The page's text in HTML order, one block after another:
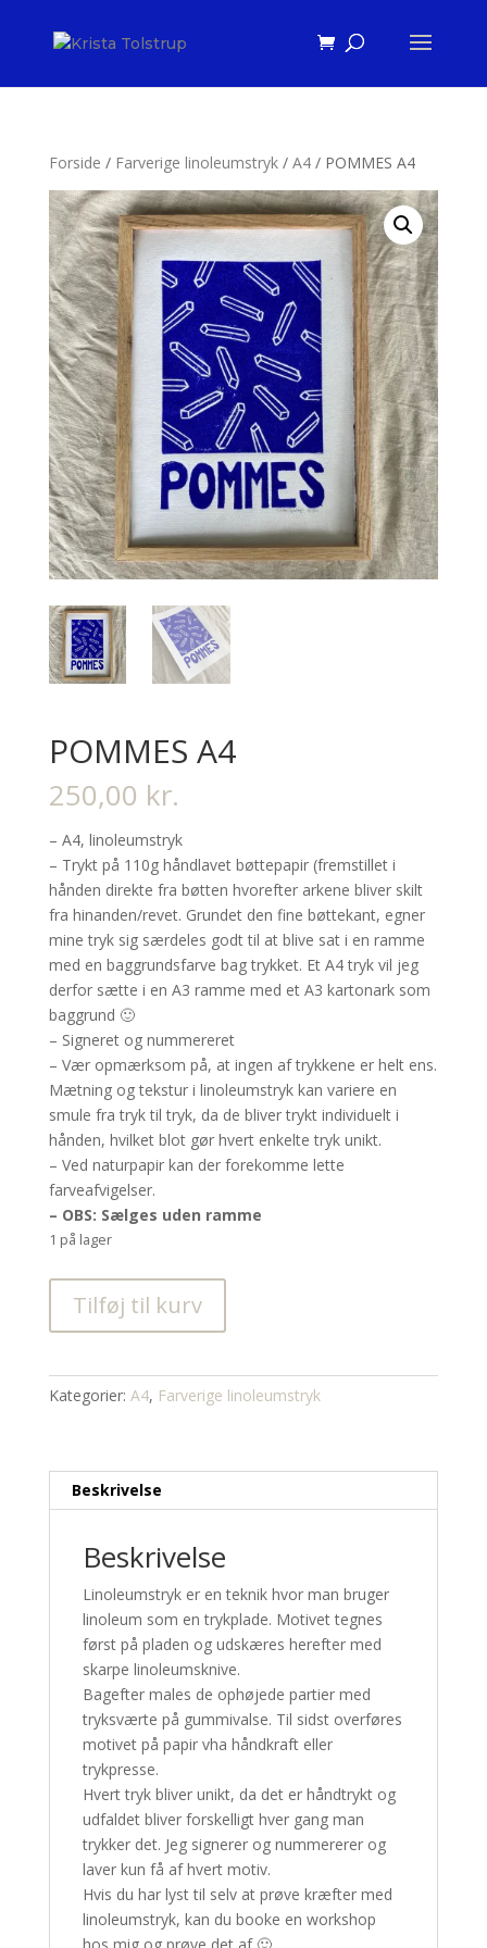
Forside / Farverige linoleumstryk/ A4/ POMMES A4
POMMES A4
250,00 kr.
– A4, linoleumstryk
– Trykt på 110g håndlavet bøttepapir (fremstillet i
hånden direkte fra bøtten hvorefter arkene bliver skilt
fra hinanden/revet. Grundet den fine bøttekant, egner
mine tryk sig særdeles godt til at blive sat i en ramme
med en baggrundsfarve bag trykket. Et A4 tryk vil jeg
derfor sætte i en A3 ramme med et A3 kartonark som
baggrund 🙂
– Signeret og nummereret
– Vær opmærksom på, at ingen af trykkene er helt ens.
Mætning og tekstur i linoleumstryk kan variere en
smule fra tryk til tryk, da de bliver trykt individuelt i
hånden, hvilket blot gør hvert enkelte tryk unikt.
– Ved naturpapir kan der forekomme lette
farveafvigelser.
– OBS: Sælges uden ramme
1 på lager
antal
Tilføj til kurv
Kategorier: A4, Farverige linoleumstryk
Beskrivelse
Beskrivelse
Linoleumstryk er en teknik hvor man bruger
linoleum som en trykplade. Motivet tegnes
først på pladen og udskæres herefter med
skarpe linoleumsknive.
Bagefter males de ophøjede partier med
tryksværte på gummivalse. Til sidst overføres
motivet på papir vha håndkraft eller
trykpresse.
Hvert tryk bliver unikt, da det er håndtrykt og
udfaldet bliver forskelligt hver gang man
trykker det. Jeg signerer og nummererer og
laver kun få af hvert motiv.
Hvis du har lyst til selv at prøve kræfter med
linoleumstryk, kan du booke en workshop